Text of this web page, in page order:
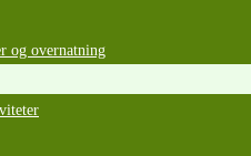
og overnatning